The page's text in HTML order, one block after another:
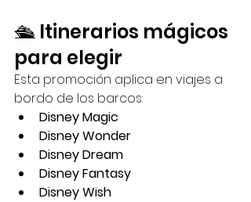
🛳️ Itinerarios mágicos
para elegir
Esta promoción aplica en viajes a
bordo de los barcos:
Disney Magic
Disney Wonder
Disney Dream
Disney Fantasy
Disney Wish